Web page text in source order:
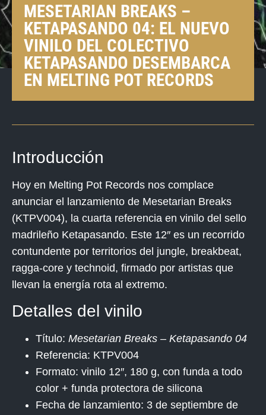
MESETARIAN BREAKS –
KETAPASANDO 04: EL NUEVO
VINILO DEL COLECTIVO
KETAPASANDO DESEMBARCA
EN MELTING POT RECORDS
Introducción
Hoy en Melting Pot Records nos complace
anunciar el lanzamiento de Mesetarian Breaks
(KTPV004), la cuarta referencia en vinilo del sello
madrileño Ketapasando. Este 12″ es un recorrido
contundente por territorios del jungle, breakbeat,
ragga-core y technoid, firmado por artistas que
llevan la energía rota al extremo.
Detalles del vinilo
Título: Mesetarian Breaks – Ketapasando 04
Referencia: KTPV004
Formato: vinilo 12″, 180 g, con funda a todo
color + funda protectora de silicona
Fecha de lanzamiento: 3 de septiembre de